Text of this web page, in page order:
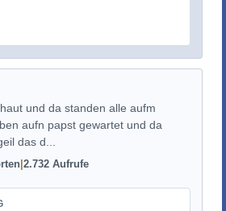
und da standen alle aufm
aufn papst gewartet und da
das d...
2.732 Aufrufe